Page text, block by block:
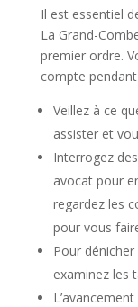
Il est essentiel
La Grand-
premier ordre.
compte
Veillez à ce
assister et
Interrogez
avocat pour
regardez les
pour vous
Pour
examinez les